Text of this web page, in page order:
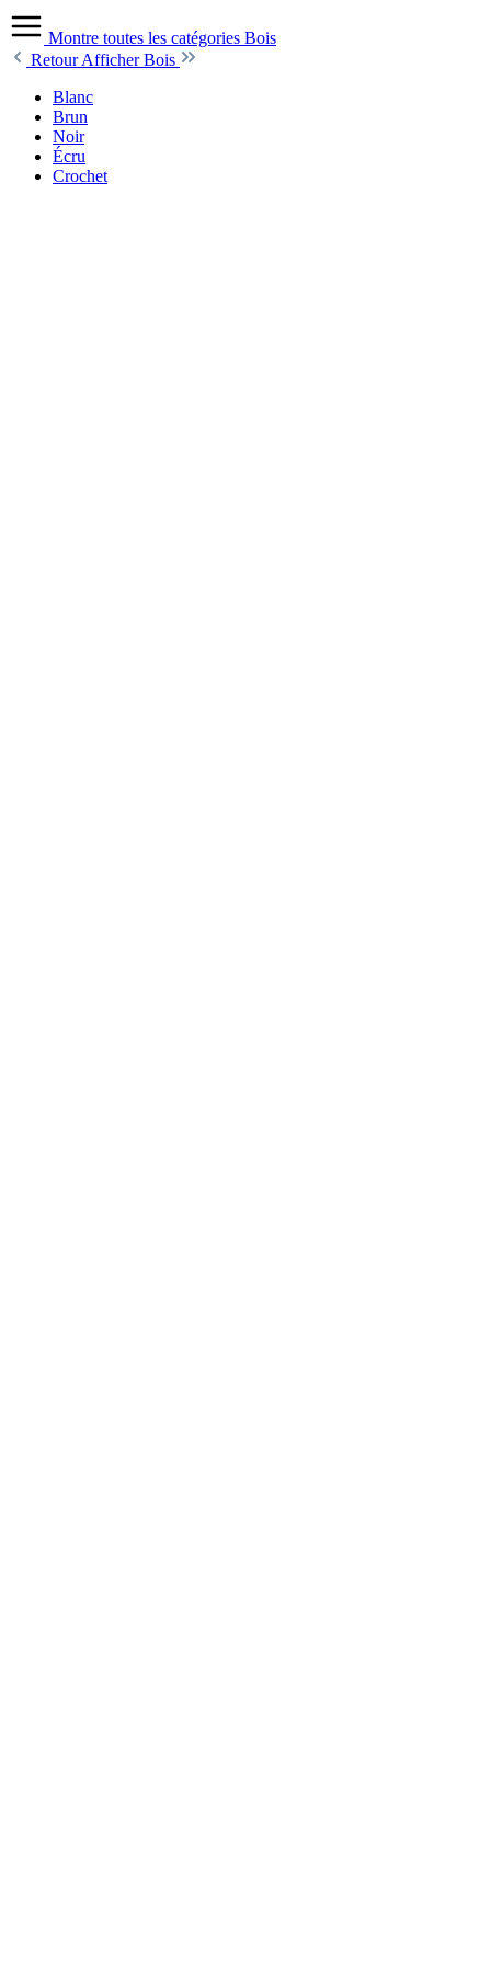
Montre toutes les catégories Bois
RetourAfficher Bois
Blanc
Brun
Noir
Écru
Crochet